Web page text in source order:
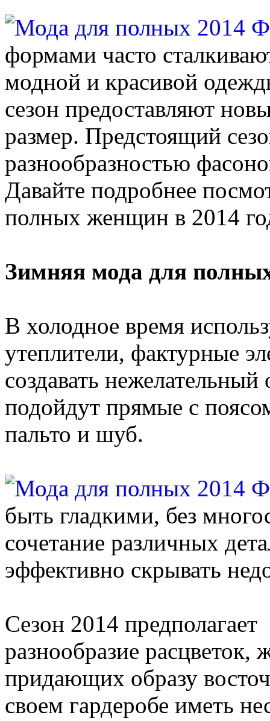
формами часто
модной и красивой
сезон предоставляют
размер. Предстоящий
разнообразностью
Давайте подробнее
полных женщин в 2014
Зимняя мода для
В холодное время
утеплители, фактурные
создавать
подойдут прямые с
пальто и шуб.
быть гладкими, без
сочетание различных
эффективно скрывать
Сезон 2014 предполагает
разнообразие расцветок,
придающих образу
своем гардеробе иметь